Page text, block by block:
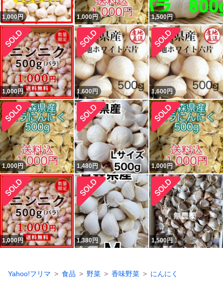
1,000円 1,000円 1,500円
1,000円 1,600円 1,600円
1,000円 1,480 円 1,000円
1,000円 1,380円 1,500円
Yahoo!フリマ 食品 野菜 香味野菜 にんにく